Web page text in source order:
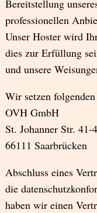
Bereitstellung
professionellen
Unser Hoster wird
dies zur Erfüllung
und unsere
Wir setzen
OVH GmbH
St. Johanner Str. 41-
66111 Saarbrücken
Abschluss eines
die
haben wir einen